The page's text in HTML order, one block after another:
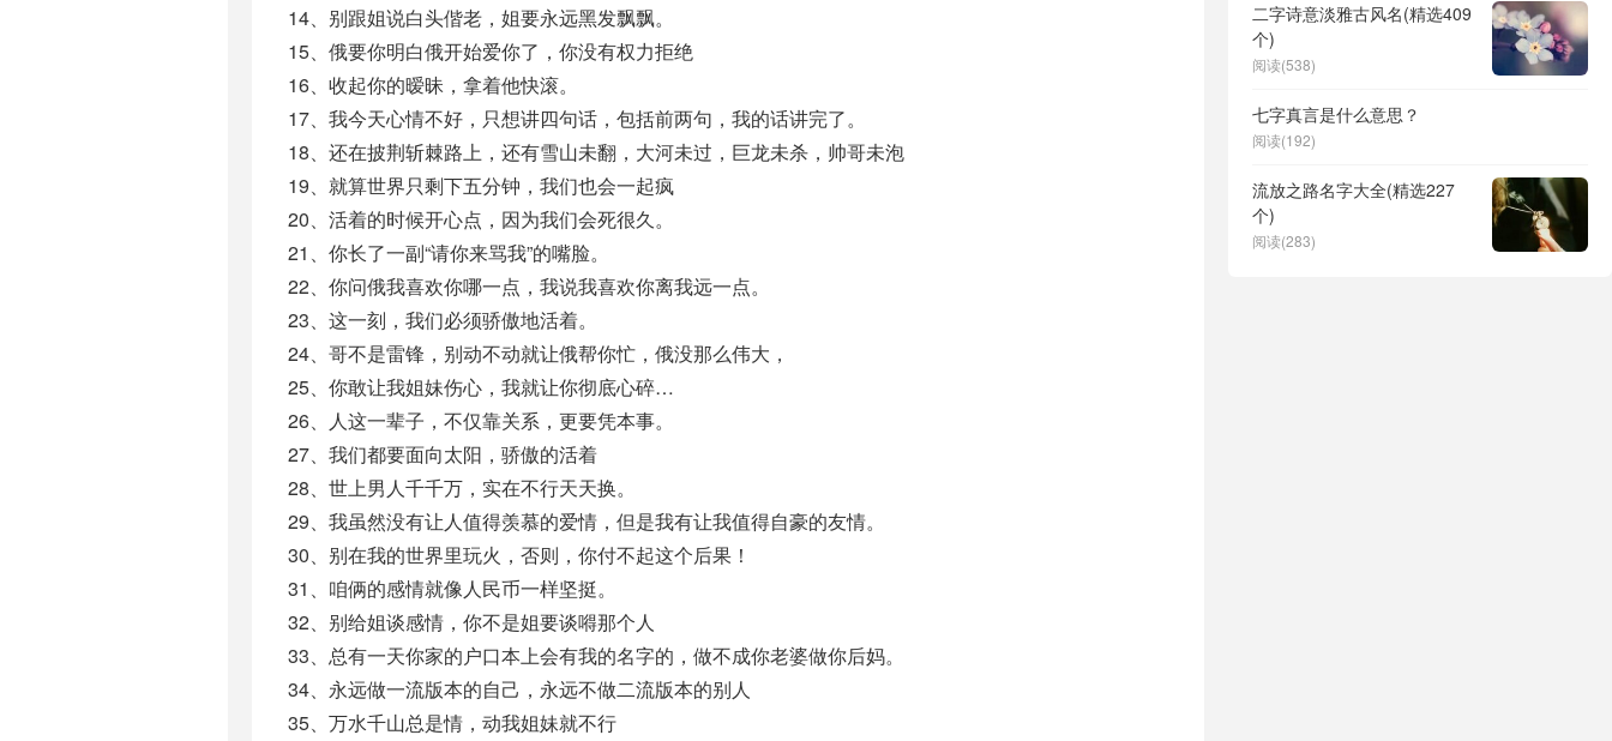
14、别跟姐说白头偕老，姐要永远黑发飘飘。
15、俄要你明白俄开始爱你了，你没有权力拒绝
16、收起你的暧昧，拿着他快滚。
17、我今天心情不好，只想讲四句话，包括前两句，我的话讲完了。
18、还在披荆斩棘路上，还有雪山未翻，大河未过，巨龙未杀，帅哥未泡
19、就算世界只剩下五分钟，我们也会一起疯
20、活着的时候开心点，因为我们会死很久。
21、你长了一副“请你来骂我”的嘴脸。
22、你问俄我喜欢你哪一点，我说我喜欢你离我远一点。
23、这一刻，我们必须骄傲地活着。
24、哥不是雷锋，别动不动就让俄帮你忙，俄没那么伟大，
25、你敢让我姐妹伤心，我就让你彻底心碎…
26、人这一辈子，不仅靠关系，更要凭本事。
27、我们都要面向太阳，骄傲的活着
28、世上男人千千万，实在不行天天换。
29、我虽然没有让人值得羡慕的爱情，但是我有让我值得自豪的友情。
30、别在我的世界里玩火，否则，你付不起这个后果！
31、咱俩的感情就像人民币一样坚挺。
32、别给姐谈感情，你不是姐要谈嘚那个人
33、总有一天你家的户口本上会有我的名字的，做不成你老婆做你后妈。
34、永远做一流版本的自己，永远不做二流版本的别人
35、万水千山总是情，动我姐妹就不行
二字诗意淡雅古风名(精选409
个)
阅读(538)
七字真言是什么意思？
阅读(192)
流放之路名字大全(精选227
个)
阅读(283)